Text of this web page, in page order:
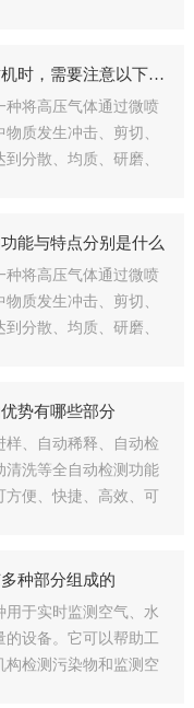
续不断地数据更新， 使用高压微射流均质机时，需要注意以下事项以确保安全和有效的操作
种将高压气体通过微喷
质发生冲击、剪切、
分散、均质、研磨、
喷射的气体，使干粉
能与特点分别是什么
种将高压气体通过微喷
质发生冲击、剪切、
分散、均质、研磨、
射的气体，使干粉
势有哪些部分
样、自动稀释、自动检
清洗等全自动检测功能
方便、快捷、高效、可
高精度测量：大乳...
种部分组成的
于实时监测空气、水
的设备。它可以帮助工
构检测污染物和监测空